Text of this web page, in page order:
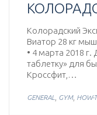
Колорадский
Виатор 28 кг
• 4 марта 2018
таблетку» для
Кроссфит,…
GENERAL , GYM, HOW-